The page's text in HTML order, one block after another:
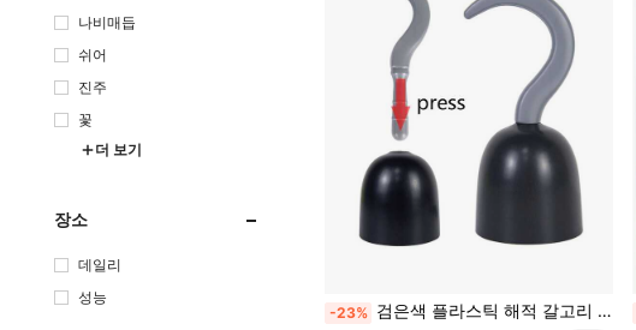
나비매듭
쉬어
진주
꽃
더 보기
장소
데일리
성능
-23% 검은색 플라스틱 해적 갈고리 소품, 할로윈, 파티, 해적 의상, 공연, 장식, 모델을 위한 코스프레 역할극 액세서리